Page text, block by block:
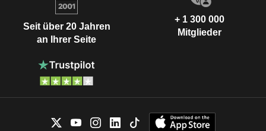
Seit über 20 Jahren
an Ihrer Seite
+ 1 300 000
Mitglieder